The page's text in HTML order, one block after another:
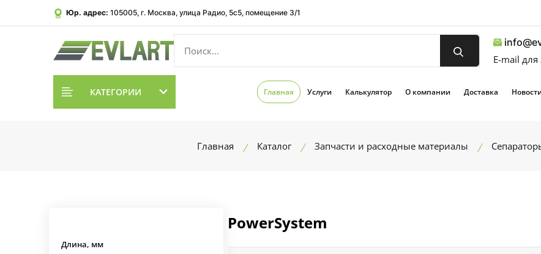
Юр. адрес: 105005, г. Москва, улица Радио, 5с5, помещение 3/1
E-mail для
КАТЕГОРИИ Главная Услуги Калькулятор О компании Доставка
Главная Каталог Запчасти и расходные материалы
Длина, мм
PowerSystem